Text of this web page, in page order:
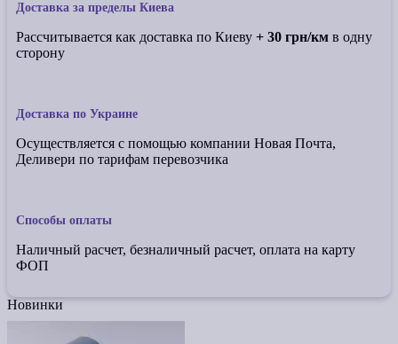
Доставка за пределы Киева
Рассчитывается как доставка по Киеву + 30 грн/км в одну
сторону
Доставка по Украине
Осуществляется с помощью компании Новая Почта,
Деливери по тарифам перевозчика
Способы оплаты
Наличный расчет, безналичный расчет, оплата на карту
ФОП
Новинки